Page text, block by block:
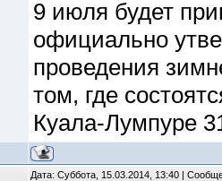
9 июля будет
официально
проведения
том, где
Куала-Лумпуре
Дата: Суббота, 15.03.2014, 13:40 |